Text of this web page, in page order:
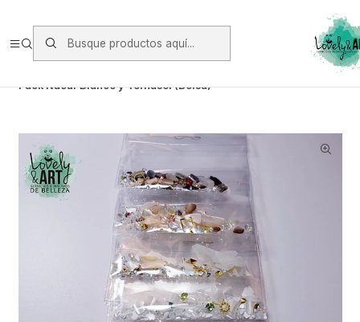
https://www.starken.cl/
Pack Nácar Blanco y Tornasol (Bolsa)